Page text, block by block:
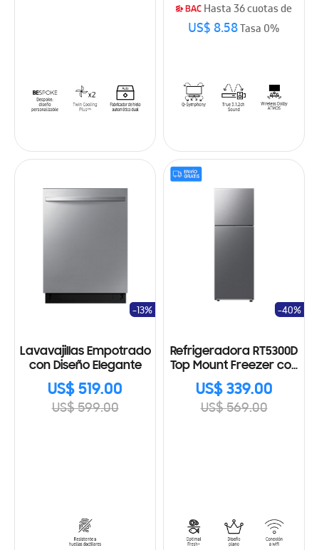
Hasta 36 cuotas de
US$ 8.58Tasa 0%
Lavavajillas Empotrado
con Diseño Elegante
US$ 519.00
US$ 599.00
-13%
Refrigeradora RT5300D
Top Mount Freezer con
AI Energy Mode, 302ℓ
US$ 339.00
US$ 569.00
-40%